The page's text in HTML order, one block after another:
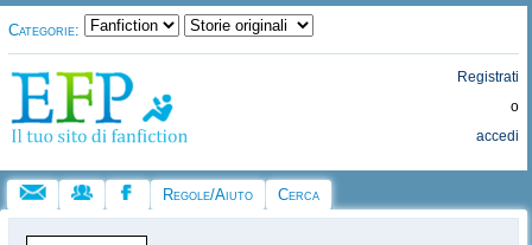
Categorie:
Registrati
o
accedi
Regole/Aiuto Cerca